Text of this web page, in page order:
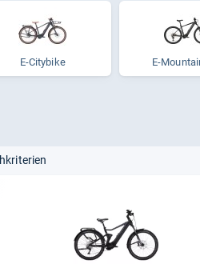
E-Citybike E-​